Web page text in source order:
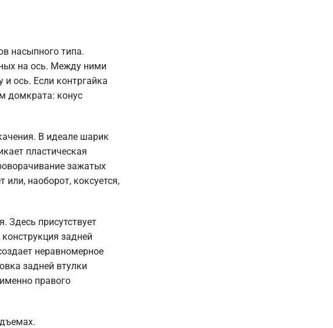
насыпного типа.
на ось. Между ними
ось. Если контргайка
домкрата: конус
В идеале шарик
пластическая
зажатых
наоборот, коксуется,
Здесь присутствует
задней
неравномерное
задней втулки
правого